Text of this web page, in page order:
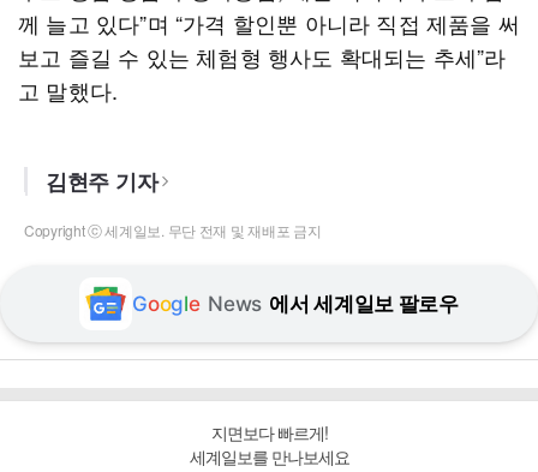
께 늘고 있다”며 “가격 할인뿐 아니라 직접 제품을 써
보고 즐길 수 있는 체험형 행사도 확대되는 추세”라
고 말했다.
김현주 기자
Copyright ⓒ 세계일보. 무단 전재 및 재배포 금지
Google News 에서 세계일보 팔로우
지면보다 빠르게!
세계일보를 만나보세요